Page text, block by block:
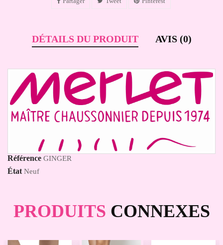
DÉTAILS DU PRODUIT AVIS (0)
Référence GINGER
État Neuf
PRODUITS CONNEXES